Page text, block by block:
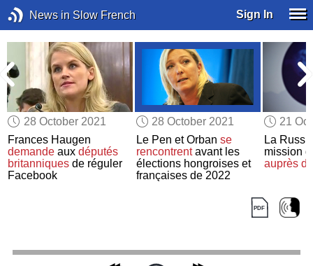
News in Slow French Sign In
28 October 2021
Frances Haugen
demande auxdéputés
britanniques de réguler
Facebook
28 October 2021
Le Pen et Orban se
rencontrentavant les
élections hongroises et
françaises de 2022
21
La
mission
auprès de